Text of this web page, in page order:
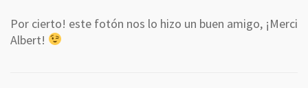
Por cierto! este fotón nos lo hizo un buen amigo, ¡Merci
Albert!